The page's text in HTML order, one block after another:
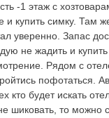
-1 этаж с
купить симку. Там
уверенно. Запас
не жадить и
Рядом с
пофотаться.
кто будет искать
шиковать, то можно